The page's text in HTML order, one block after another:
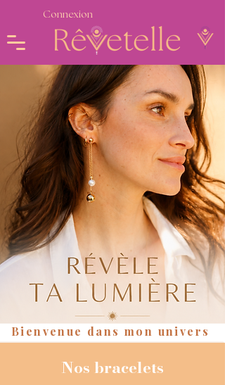
Connexion
Bienvenue dans mon univers
Nos bracelets